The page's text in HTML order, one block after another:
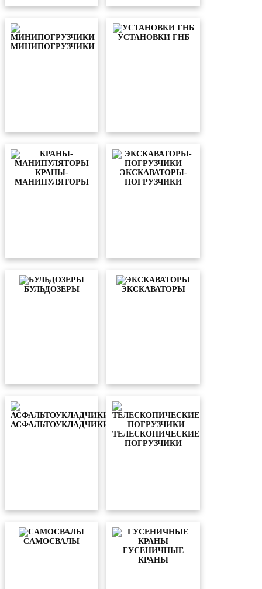
МИНИПОГРУЗЧИКИ
УСТАНОВКИ ГНБ
КРАНЫ-
МАНИПУЛЯТОРЫ
ЭКСКАВАТОРЫ-
ПОГРУЗЧИКИ
БУЛЬДОЗЕРЫ ЭКСКАВАТОРЫ
АСФАЛЬТОУКЛАДЧИКИ
ТЕЛЕСКОПИЧЕСКИЕ
ПОГРУЗЧИКИ
CАМОСВАЛЫ
ГУСЕНИЧНЫЕ
КРАНЫ